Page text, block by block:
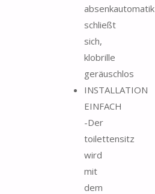
absenkautomatik
schließt
sich,
klobrille
geräuschlos
INSTALLATION
EINFACH
-Der
toilettensitz
wird
mit
dem